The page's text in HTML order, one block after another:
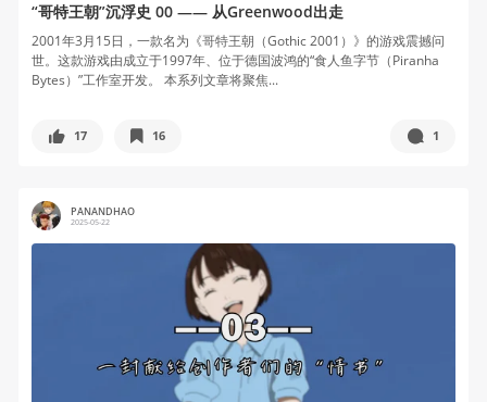
“哥特王朝”沉浮史 00 —— 从Greenwood出走
2001年3月15日，一款名为《哥特王朝（Gothic 2001）》的游戏震撼问
世。这款游戏由成立于1997年、位于德国波鸿的“食人鱼字节（Piranha
Bytes）”工作室开发。 本系列文章将聚焦...
17 16 1
PANANDHAO
2025-05-22